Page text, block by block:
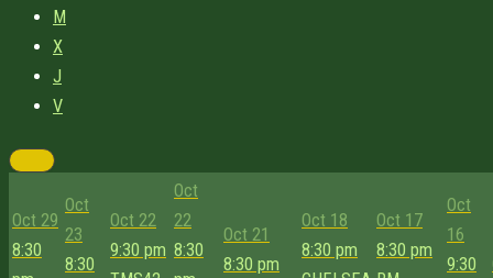
M
X
J
V
Oct 29
8:30
Oct
23
8:30
Oct 22
9:30 pm
Oct
22
8:30
Oct 21
8:30 pm
Oct 18
8:30 pm
Oct 17
8:30 pm
Oct
16
9:30